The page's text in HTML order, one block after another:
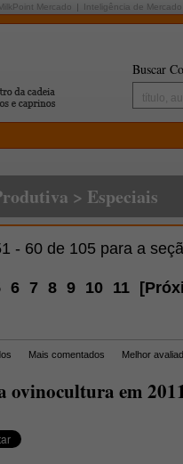
Mercado Inteligência de Mercado
Buscar
> Especiais
- 60 de 105 para a
6 7 8 9 10 11 [
Mais comentados Melhor
ovinocultura em